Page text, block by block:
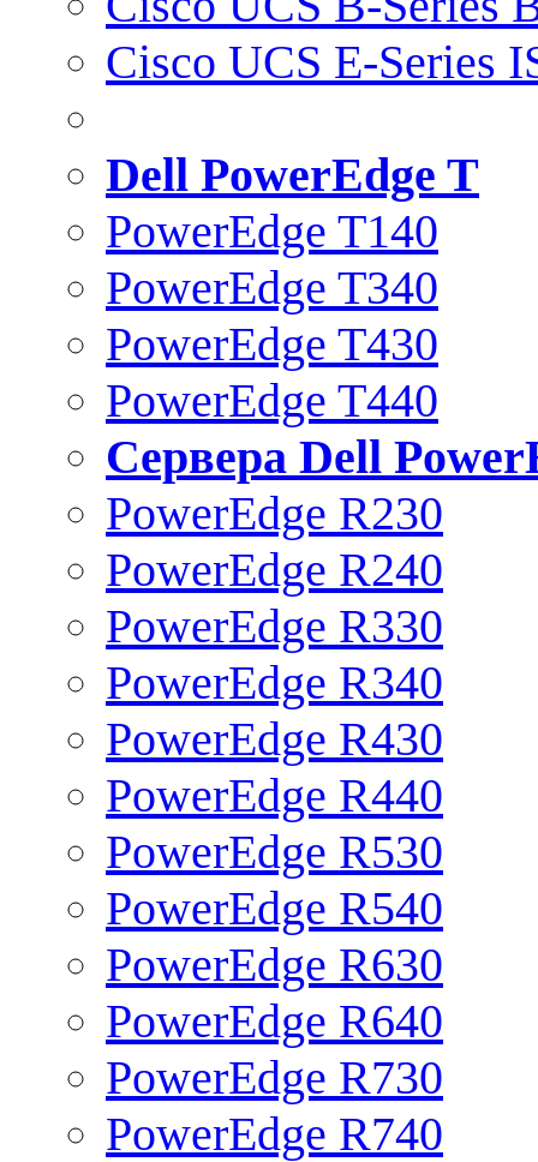
Cisco UCS E-Series
Dell PowerEdge T
PowerEdge T140
PowerEdge T340
PowerEdge T430
PowerEdge T440
Сервера Dell
PowerEdge R230
PowerEdge R240
PowerEdge R330
PowerEdge R340
PowerEdge R430
PowerEdge R440
PowerEdge R530
PowerEdge R540
PowerEdge R630
PowerEdge R640
PowerEdge R730
PowerEdge R740